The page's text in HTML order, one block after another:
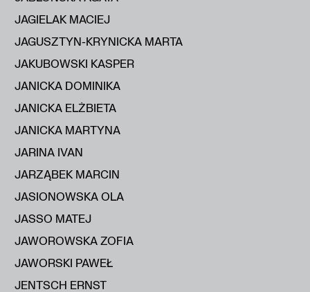
JAGIELAK MACIEJ
JAGUSZTYN-KRYNICKA MARTA
JAKUBOWSKI KASPER
JANICKA DOMINIKA
JANICKA ELŻBIETA
JANICKA MARTYNA
JARINA IVAN
JARZĄBEK MARCIN
JASIONOWSKA OLA
JASSO MATEJ
JAWOROWSKA ZOFIA
JAWORSKI PAWEŁ
JENTSCH ERNST